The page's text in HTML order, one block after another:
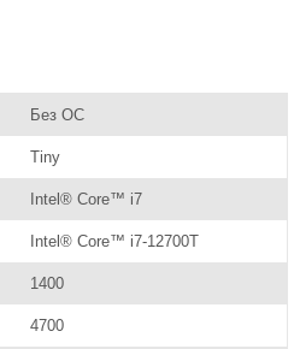
Без ОС
Tiny
Intel® Core™ i7
Intel® Core™ i7-12700T
1400
4700